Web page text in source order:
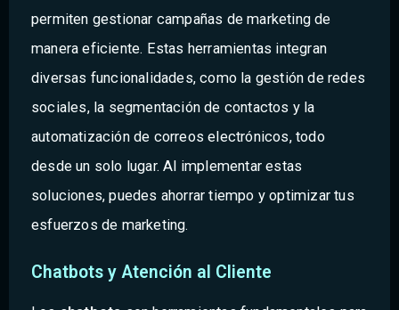
permiten gestionar campañas de marketing de
manera eficiente. Estas herramientas integran
diversas funcionalidades, como la gestión de redes
sociales, la segmentación de contactos y la
automatización de correos electrónicos, todo
desde un solo lugar. Al implementar estas
soluciones, puedes ahorrar tiempo y optimizar tus
esfuerzos de marketing.
Chatbots y Atención al Cliente